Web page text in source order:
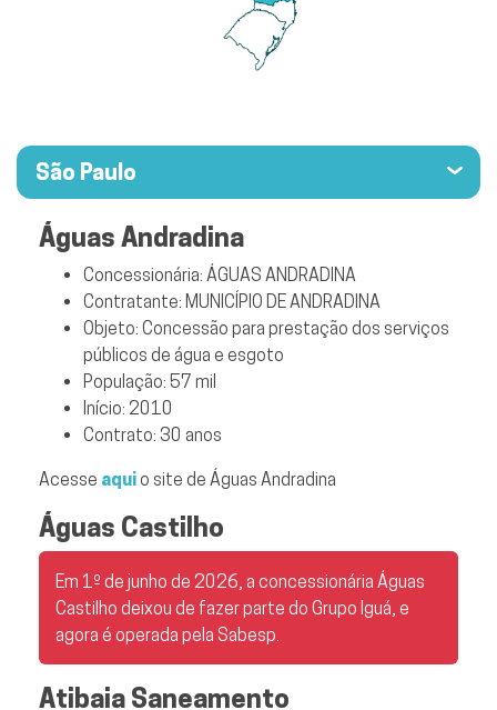
São Paulo
Águas Andradina
Concessionária: ÁGUAS ANDRADINA
Contratante: MUNICÍPIO DE ANDRADINA
Objeto: Concessão para prestação dos serviços
públicos de água e esgoto
População: 57 mil
Início: 2010
Contrato: 30 anos
Acesse aquio site de Águas Andradina
Águas Castilho
Em 1º de junho de 2026, a concessionária Águas
Castilho deixou de fazer parte do Grupo Iguá, e
agora é operada pela Sabesp.
Atibaia Saneamento